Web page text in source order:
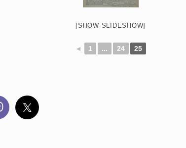
[SHOW SLIDESHOW]
◄ 1 ... 24 25